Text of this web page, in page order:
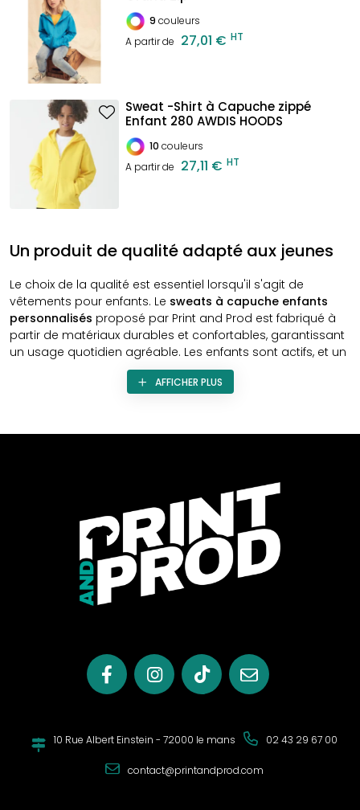
9 couleurs
A partir de 27,01 € HT
Sweat -Shirt à Capuche zippé
Enfant 280 AWDIS HOODS
10 couleurs
A partir de 27,11 € HT
Un produit de qualité adapté aux jeunes
Le choix de la qualité est essentiel lorsqu'il s'agit de
vêtements pour enfants. Le sweats à capuche enfants
personnalisés proposé par Print and Prod est fabriqué à
partir de matériaux durables et confortables, garantissant
un usage quotidien agréable. Les enfants sont actifs, et un
bon sweat doit être capable de résister à leurs aventures
tout en restant confortable. Nos sweats sont disponibles
L’un des principaux avantages dusweat enfant à
capuche avec logo
réside dans la possibilité de le
marquer avec un logo ou un texte. Vous pouvez choisir les
couleurs et le design qui correspondent à l'identité de
votre marque ou de votre association. Que vous
souhaitiez promouvoir un événement, une activité, ou
simplement renforcer le sentiment d'appartenance, le
qualité, votre logo sera parfaitement reproduit,
garantissant une visibilité maximale.
Dans un contexte professionnel, lesweat enfant à
capuche avec marquage personnalisé
moyen de communiquer de manière ludique et
AFFICHER PLUS
10 Rue Albert Einstein - 72000 le mans 02 43 29 67 00
contact@printandprod.com